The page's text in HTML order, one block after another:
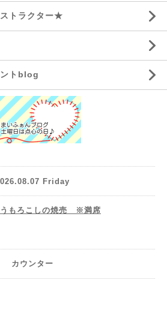
トラクター★
ントblog
Friday
うもろこしの焼売 ※満席
カウンター